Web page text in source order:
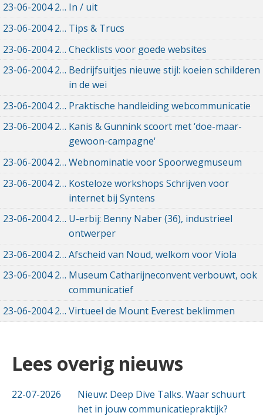
23-06-200423-06-2004 00:00
In / uit
23-06-200423-06-2004 00:00
Tips & Trucs
23-06-200423-06-2004 00:00
Checklists voor goede websites
23-06-200423-06-2004 00:00
Bedrijfsuitjes nieuwe stijl: koeien schilderen
in de wei
23-06-200423-06-2004 00:00
Praktische handleiding webcommunicatie
23-06-200423-06-2004 00:00
Kanis & Gunnink scoort met ‘doe-maar-
gewoon-campagne'
23-06-200423-06-2004 00:00
Webnominatie voor Spoorwegmuseum
23-06-200423-06-2004 00:00
Kosteloze workshops Schrijven voor
internet bij Syntens
23-06-200423-06-2004 00:00
U-erbij: Benny Naber (36), industrieel
ontwerper
23-06-200423-06-2004 00:00
Afscheid van Noud, welkom voor Viola
23-06-200423-06-2004 00:00
Museum Catharijneconvent verbouwt, ook
communicatief
23-06-200423-06-2004 00:00 Virtueel de Mount Everest beklimmen
Lees overig nieuws
22-07-2026
Nieuw: Deep Dive Talks. Waar schuurt
het in jouw communicatiepraktijk?